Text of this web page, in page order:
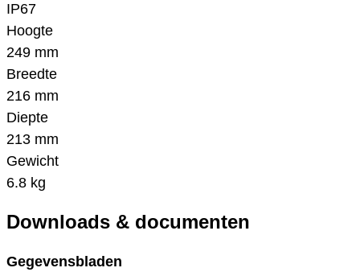
IP67
Hoogte
249 mm
Breedte
216 mm
Diepte
213 mm
Gewicht
6.8 kg
Downloads & documenten
Gegevensbladen